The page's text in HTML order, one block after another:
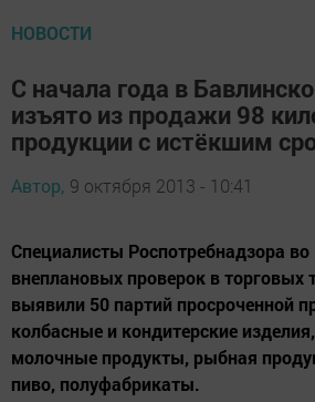
НОВОСТИ
С начала года в
изъято из продажи 98
продукции с истёкшим
Автор, 9 октября 2013 - 10:41
Специалисты Роспотребнадзора
внеплановых проверок в торговых
выявили 50 партий просроченной
колбасные и кондитерские
молочные продукты, рыбная
пиво, полуфабрикаты.